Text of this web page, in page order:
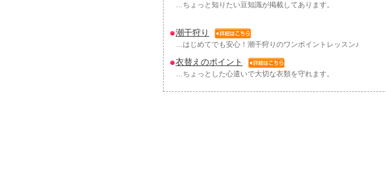
…ちょっと知りたい豆知識が掲載してあります。
潮干狩り
…はじめてでも安心！潮干狩りのワンポイントレッスン♪
衣替えのポイント
…ちょっとした心遣いで大切な衣類を守れます。